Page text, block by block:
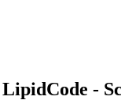
-